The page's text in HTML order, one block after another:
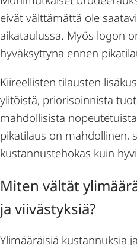
eivät välttämättä ole
aikataulussa. Myös logon
hyväksyttynä ennen
Kiireellisten tilausten
ylitöistä, priorisoinnista
mahdollisista
pikatilaus on mahdollinen,
kustannustehokas kuin
Miten vältät
ja viivästyksiä?
Ylimääräisiä kustannuksia